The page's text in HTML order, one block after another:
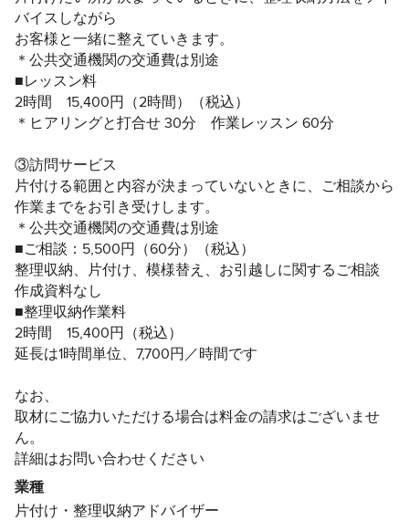
https://ouchisuteki.com
■片づく部屋づくりは私自身が求め続けてきたことです。
片づけることが得意だとか苦手だとかには関係なく、誰で
もが活用できる方法を見つけたかったから。
機能的なつくりではあるけれど、わが家の暮らしを反映す
ることが簡単ではありません。建築とインテリアの業界で
活動してきたにもかかわらず、わが家のこととなると思い
通りにいかないのです。もやもやと悩み苦労を重ねなが
ら、個人としてプロとして片づけと収納、そしてインテリ
アのことを見直す良い機会となりました。
私と同じように「どうしたらいいのか」を探っている人
へ。片づく収納はモノが多いからダメだとか、少ないから
良いのだということはありません。部屋づくりも、何が正
自分らしさ、わが家らしさを大切にした部屋づくりをして
いきましょう。
バイスしながら
お客様と一緒に整えていきます。
＊公共交通機関の交通費は別途
■レッスン料
2時間 15,400円（2時間）（税込）
＊ヒアリングと打合せ 30分 作業レッスン 60分
③訪問サービス
片付ける範囲と内容が決まっていないときに、ご相談から
作業までをお引き受けします。
＊公共交通機関の交通費は別途
■ご相談：5,500円（60分）（税込）
整理収納、片付け、模様替え、お引越しに関するご相談
作成資料なし
■整理収納作業料
2時間 15,400円（税込）
延長は1時間単位、7,700円／時間です
なお、
取材にご協力いただける場合は料金の請求はございませ
ん。
詳細はお問い合わせください
業種
片付け・整理収納アドバイザー